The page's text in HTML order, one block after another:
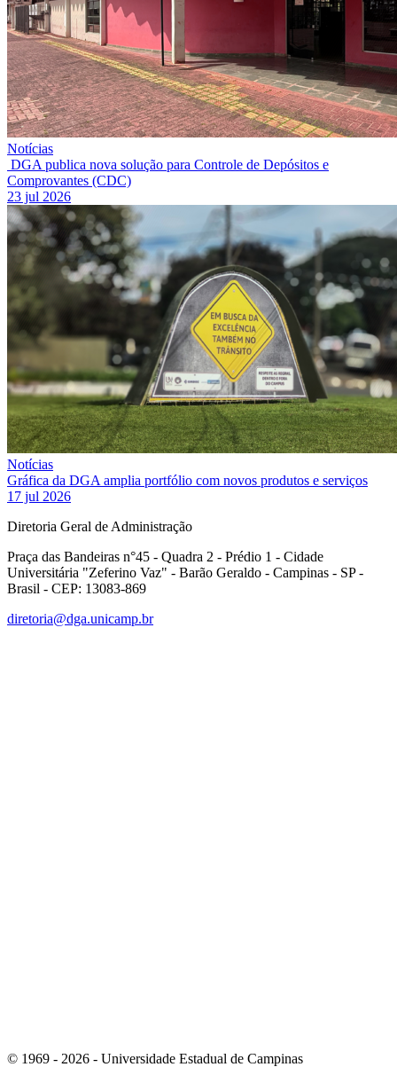
Notícias
DGA publica nova solução para Controle de Depósitos e
Comprovantes (CDC)
23 jul 2026
Notícias
Gráfica da DGA amplia portfólio com novos produtos e serviços
17 jul 2026
Diretoria Geral de Administração
Praça das Bandeiras n°45 - Quadra 2 - Prédio 1 - Cidade
Universitária "Zeferino Vaz" - Barão Geraldo - Campinas - SP -
Brasil - CEP: 13083-869
diretoria@dga.unicamp.br
© 1969 - 2026 - Universidade Estadual de Campinas